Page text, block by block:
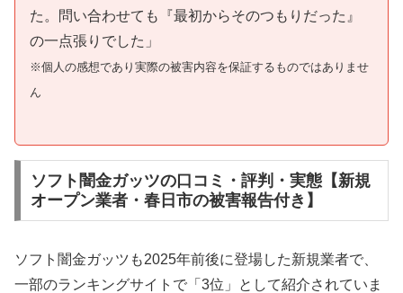
た。問い合わせても『最初からそのつもりだった』
の一点張りでした」
※個人の感想であり実際の被害内容を保証するものではありませ
ん
ソフト闇金ガッツの口コミ・評判・実態【新規
オープン業者・春日市の被害報告付き】
ソフト闇金ガッツも2025年前後に登場した新規業者で、
一部のランキングサイトで「3位」として紹介されていま